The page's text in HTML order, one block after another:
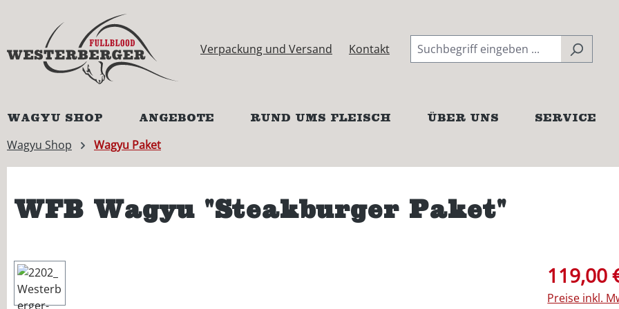
Zur Hauptnavigation springen
Verpackung und Versand Kontakt
WAGYU SHOP ANGEBOTE RUND UMS FLEISCH ÜBER UNS
SERVICE
Wagyu Shop
Wagyu Paket
WFB Wagyu "Steakburger Paket"
Bildergalerie überspringen 119,00
Preise inkl.